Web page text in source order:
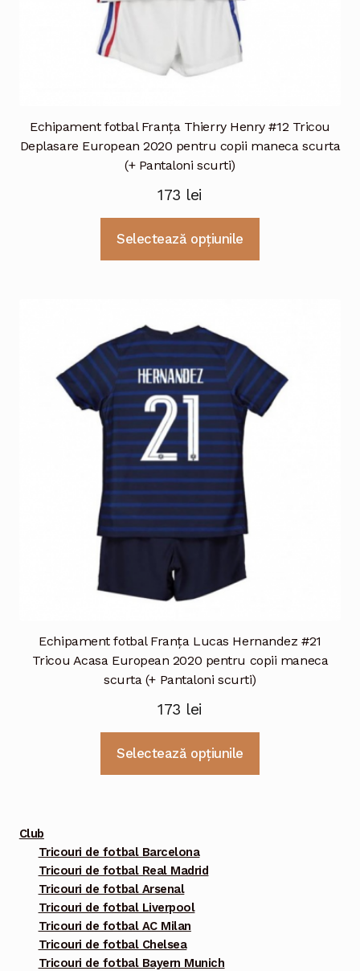
Echipament fotbal Franţa Thierry Henry #12 Tricou
Deplasare European 2020 pentru copii maneca scurta
(+ Pantaloni scurti)
173 lei
Selectează opțiunile
Opțiunile
pot
fi
alese
Echipament fotbal Franţa Lucas Hernandez #21
Tricou Acasa European 2020 pentru copii maneca
scurta (+ Pantaloni scurti)
173 lei
Selectează opțiunile
Club
Tricouri de fotbal Barcelona
Tricouri de fotbal Real Madrid
Tricouri de fotbal Arsenal
Tricouri de fotbal Liverpool
Tricouri de fotbal AC Milan
Tricouri de fotbal Chelsea
Tricouri de fotbal Bayern Munich